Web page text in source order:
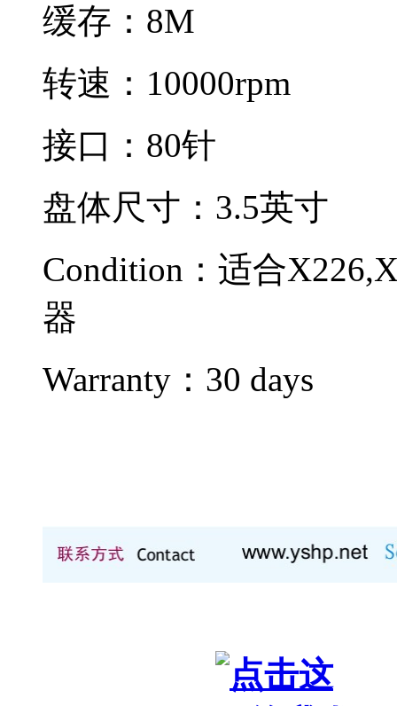
缓存：8M
转速：10000rpm
接口：80针
盘体尺寸：3.5英寸
Condition： 适合
器
Warranty： 30 days